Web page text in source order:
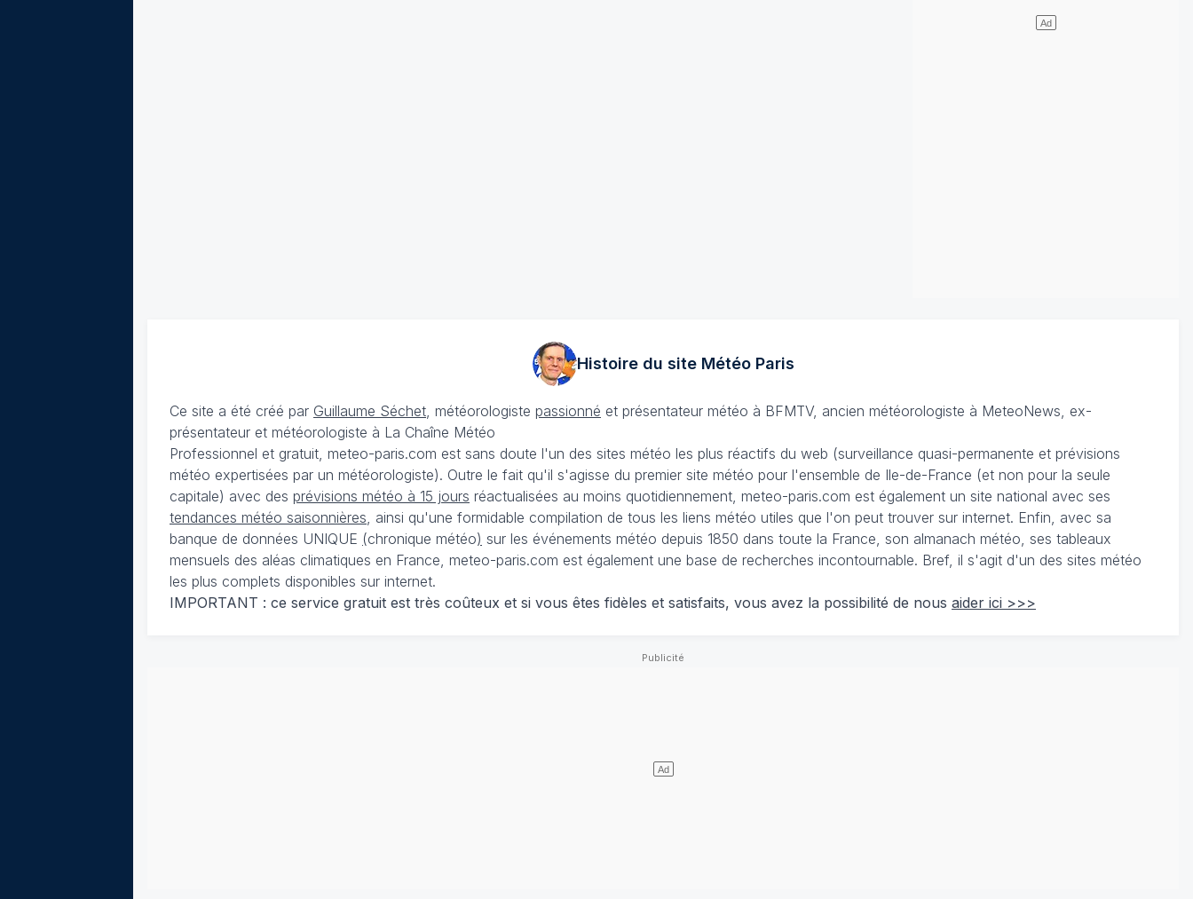
Histoire du site MétéoParis
Ce site a été créé par Guillaume Séchet , météorologiste passionné et présentateur météo à BFMTV, ancien météorologiste à MeteoNews, ex-
présentateur et météorologiste à La Chaîne Météo
Professionnel et gratuit, meteo-paris.com est sans doute l'un des sites météo les plus réactifs du web (surveillance quasi-permanente et prévisions
météo expertisées par un météorologiste). Outre le fait qu'il s'agisse du premier site météo pour l'ensemble de Ile-de-France (et non pour la seule
capitale) avec des prévisions météo à 15 jours réactualisées au moins quotidiennement, meteo-paris.com est également un site national avec ses
tendances météo saisonnières , ainsi qu'une formidable compilation de tous les liens météo utiles que l'on peut trouver sur internet. Enfin, avec sa
banque de données UNIQUE (chronique météo) sur les événements météo depuis 1850 dans toute la France, son almanach météo, ses tableaux
mensuels des aléas climatiques en France, meteo-paris.com est également une base de recherches incontournable. Bref, il s'agit d'un des sites météo
les plus complets disponibles sur internet.
IMPORTANT : ce service gratuit est très coûteux et si vous êtes fidèles et satisfaits, vous avez la possibilité de nous aider ici >>>